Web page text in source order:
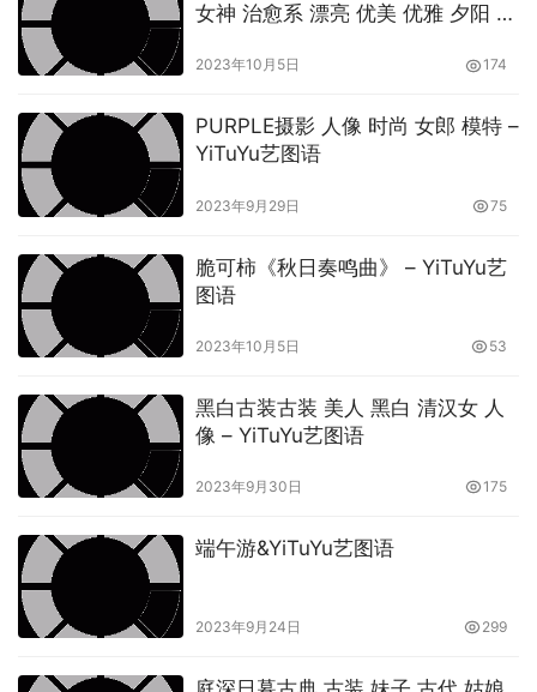
女神 治愈系 漂亮 优美 优雅 夕阳 花
2023年10月5日 174
PURPLE摄影 人像 时尚 女郎 模特 –
YiTuYu艺图语
2023年9月29日 75
脆可柿《秋日奏鸣曲》 – YiTuYu艺
图语
2023年10月5日 53
黑白古装古装 美人 黑白 清汉女 人
像 – YiTuYu艺图语
2023年9月30日 175
端午游&YiTuYu艺图语
2023年9月24日 299